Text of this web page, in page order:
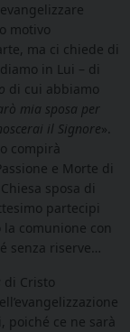
motivo
ma ci chiede di
in Lui – di
di cui abbiamo
mia sposa per
il Signore».
compirà
e Morte di
sposa di
partecipi
comunione con
senza riserve…
di Cristo
poiché ce ne sarà